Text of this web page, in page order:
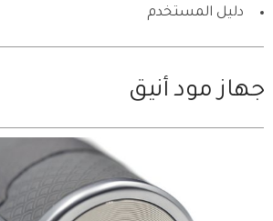
دليل المستخدم
جهاز مود أنيق